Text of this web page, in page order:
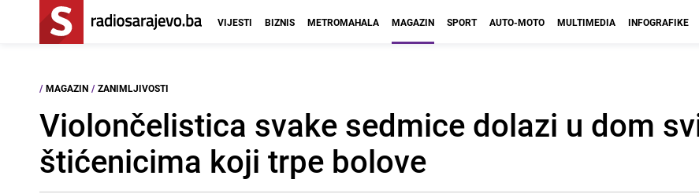
VIJESTI BIZNIS METROMAHALA MAGAZIN SPORT AUTO-MOTO MULTIMEDIA INFOGRAFIKE
/ MAGAZIN / ZANIMLJIVOSTI
Violončelistica svake sedmice dolazi u dom
štićenicima koji trpe bolove